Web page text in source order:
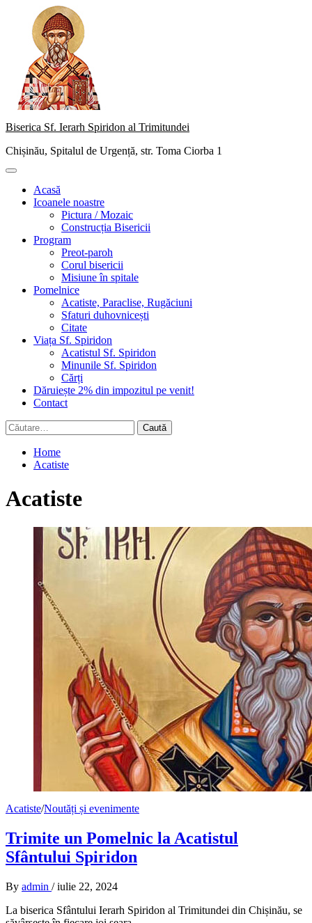
content
Biserica Sf. Ierarh Spiridon al Trimitundei
Chișinău, Spitalul de Urgență, str. Toma Ciorba 1
Primary
Acasă
Icoanele noastre
Pictura / Mozaic
Construcția Bisericii
Program
Preot-paroh
Corul bisericii
Misiune în spitale
Pomelnice
Acatiste, Paraclise, Rugăciuni
Sfaturi duhovnicești
Citate
Viața Sf. Spiridon
Acatistul Sf. Spiridon
Minunile Sf. Spiridon
Cărți
Dăruiește 2% din impozitul pe venit!
Contact
Caută
după:
Home
Acatiste
Acatiste
Acatiste/Noutăți și evenimente
Trimite un Pomelnic la Acatistul
Sfântului Spiridon
By admin / iulie 22, 2024
La biserica Sfântului Ierarh Spiridon al Trimitundei din Chișinău, se